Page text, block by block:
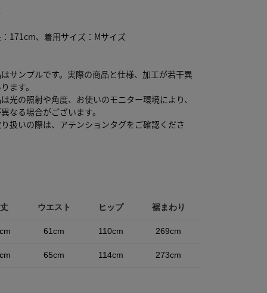
171cm、着用サイズ：Mサイズ
サンプルです。実際の商品と仕様、加工が若干異
ます。
光の照射や角度、お使いのモニター環境により、
なる場合がございます。
扱いの際は、アテンションタグをご確認くださ
ウエスト ヒップ 裾まわり
61cm 110cm 269cm
65cm 114cm 273cm